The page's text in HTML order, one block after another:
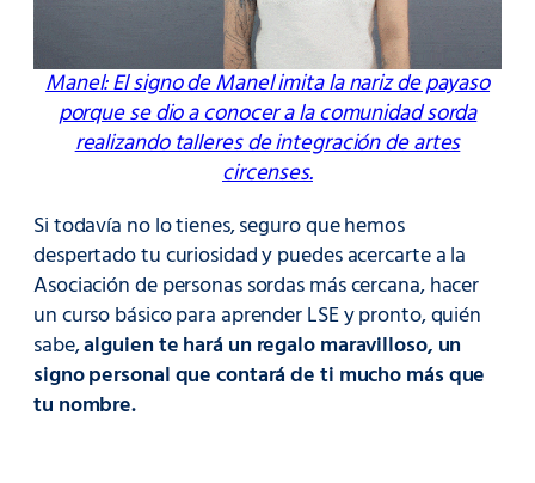
Manel: El signo de Manel imita la nariz de payaso
porque se dio a conocer a la comunidad sorda
realizando talleres de integración de artes
circenses.
Si todavía no lo tienes, seguro que hemos
despertado tu curiosidad y puedes acercarte a la
Asociación de personas sordas más cercana, hacer
un curso básico para aprender LSE y pronto, quién
sabe,alguien te hará un regalo maravilloso, un
signo personal que contará de ti mucho más que
tu nombre.